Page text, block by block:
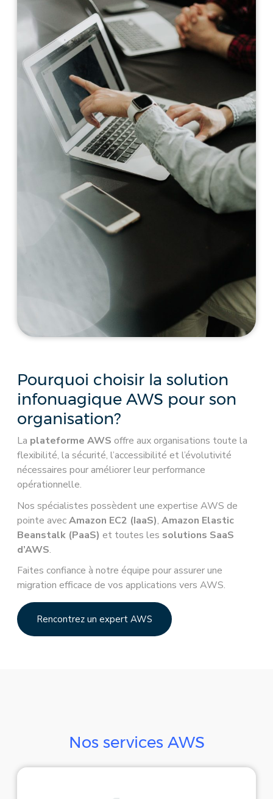
Pourquoi choisir la solution
infonuagique AWS pour son
organisation?
La plateforme AWS offre aux organisations toute la
flexibilité, la sécurité, l’accessibilité et l’évolutivité
nécessaires pour améliorer leur performance
opérationnelle.
Nos spécialistes possèdent une expertise AWS de
pointe avecAmazon EC2 (IaaS), Amazon Elastic
Beanstalk (PaaS) et toutes les solutions SaaS
d’AWS.
Faites confiance à notre équipe pour assurer une
migration efficace de vos applications vers AWS.
Rencontrez un expert AWS
Nos services AWS